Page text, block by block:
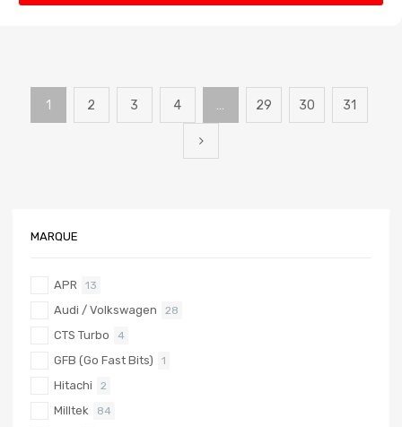
1 2 3 4 … 29 30 31
MARQUE
APR 13
Audi / Volkswagen 28
CTS Turbo 4
GFB (Go Fast Bits) 1
Hitachi 2
Milltek 84